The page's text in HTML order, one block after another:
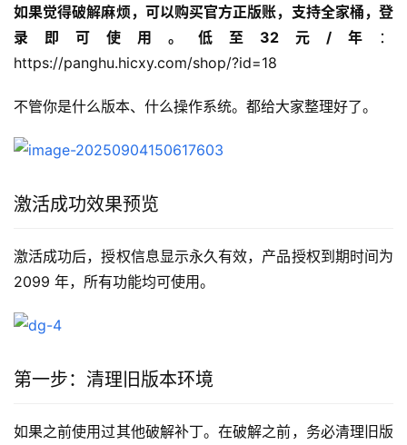
如果觉得破解麻烦，可以购买官方正版账，支持全家桶，登
录即可使用。低至32元/年
：
https://panghu.hicxy.com/shop/?id=18
不管你是什么版本、什么操作系统。都给大家整理好了。
激活成功效果预览
激活成功后，授权信息显示永久有效，产品授权到期时间为
2099 年，所有功能均可使用。
第一步：清理旧版本环境
如果之前使用过其他破解补丁。在破解之前，务必清理旧版